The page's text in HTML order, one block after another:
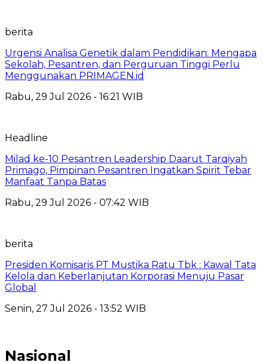
berita
Urgensi Analisa Genetik dalam Pendidikan: Mengapa
Sekolah, Pesantren, dan Perguruan Tinggi Perlu
Menggunakan PRIMAGEN.id
Rabu, 29 Jul 2026 - 16:21 WIB
Headline
Milad ke-10 Pesantren Leadership Daarut Tarqiyah
Primago, Pimpinan Pesantren Ingatkan Spirit Tebar
Manfaat Tanpa Batas
Rabu, 29 Jul 2026 - 07:42 WIB
berita
Presiden Komisaris PT Mustika Ratu Tbk : Kawal Tata
Kelola dan Keberlanjutan Korporasi Menuju Pasar
Global
Senin, 27 Jul 2026 - 13:52 WIB
Nasional